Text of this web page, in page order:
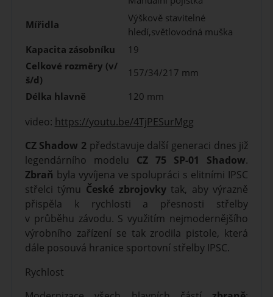
Mířidla
Výškově stavitelné
hledí,světlovodná muška
Kapacita zásobníku
19
Celkové rozměry (v/
š/d)
157/34/217 mm
Délka hlavně
120 mm
video: https://youtu.be/4TjPESurMgg
CZ Shadow 2představuje další generaci dnes již
legendárního modelu CZ 75 SP-01 Shadow.
Zbraň byla vyvíjena ve spolupráci s elitními IPSC
střelci týmu České zbrojovkytak, aby výrazně
přispěla k rychlosti a přesnosti střelby
v průběhu závodu. S využitím nejmodernějšího
výrobního zařízení se tak zrodila pistole, která
dále posouvá hranice sportovní střelby IPSC.
Rychlost